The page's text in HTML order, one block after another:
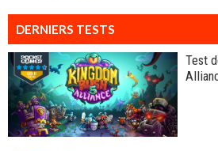
DERNIERS TESTS
Test